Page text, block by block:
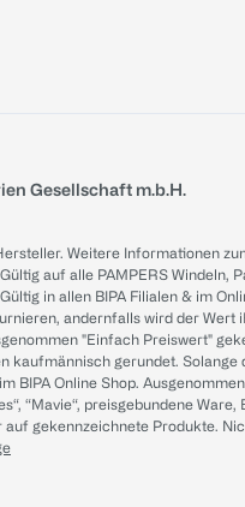
Gesellschaft m.b.H.
Weitere Informationen
auf alle PAMPERS
in allen BIPA Filialen & im
andernfalls wird der Wert
"Einfach Preiswert"
kaufmännisch gerundet.
BIPA Online Shop.
“Mavie“, preisgebundene
auf gekennzeichnete Produkte.